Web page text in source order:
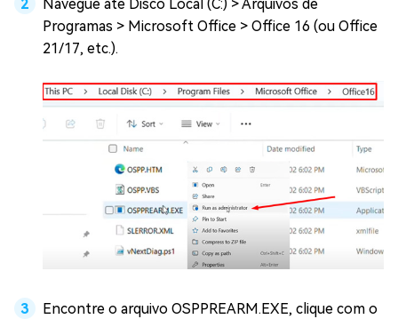
Navegue até Disco Local (C:) > Arquivos de
Programas > Microsoft Office > Office 16 (ou Office
21/17, etc.).
Encontre o arquivo OSPPREARM.EXE, clique com o